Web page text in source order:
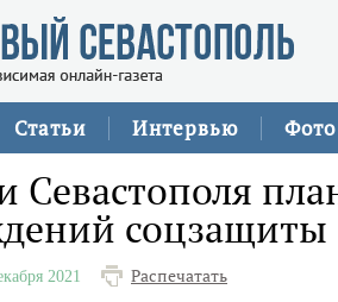
Статьи Интервью Фото
Севастополя
соцзащиты
2021 Распечатать